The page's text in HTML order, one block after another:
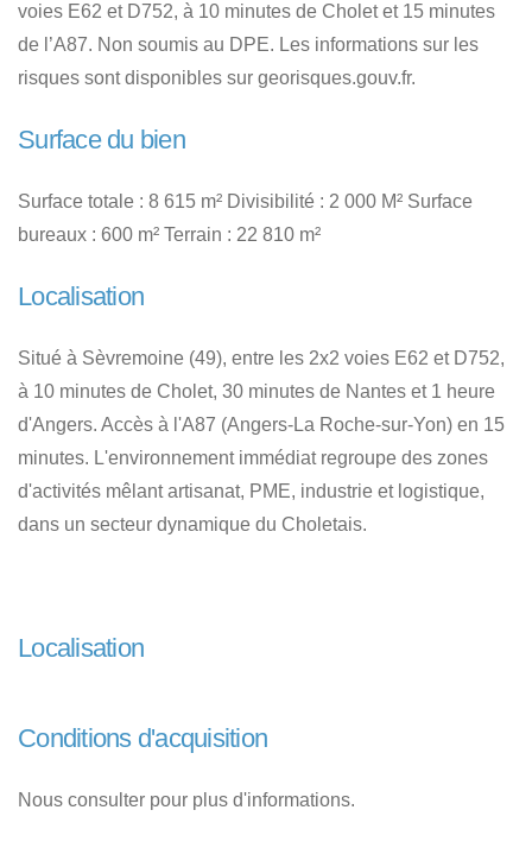
voies E62 et D752, à 10 minutes de Cholet et 15 minutes
de l’A87. Non soumis au DPE. Les informations sur les
risques sont disponibles sur georisques.gouv.fr.
Surface du bien
Surface totale : 8 615 m² Divisibilité : 2 000 M² Surface
bureaux : 600 m² Terrain : 22 810 m²
Localisation
Situé à Sèvremoine (49), entre les 2x2 voies E62 et D752,
à 10 minutes de Cholet, 30 minutes de Nantes et 1 heure
d'Angers. Accès à l'A87 (Angers-La Roche-sur-Yon) en 15
minutes. L'environnement immédiat regroupe des zones
d'activités mêlant artisanat, PME, industrie et logistique,
dans un secteur dynamique du Choletais.
Localisation
Conditions d'acquisition
Nous consulter pour plus d'informations.